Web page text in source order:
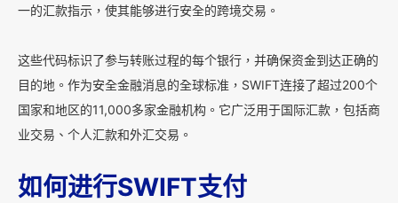
一的汇款指示，使其能够进行安全的跨境交易。
这些代码标识了参与转账过程的每个银行，并确保资金到达正确的
目的地。作为安全金融消息的全球标准，SWIFT连接了超过200个
国家和地区的11,000多家金融机构。它广泛用于国际汇款，包括商
业交易、个人汇款和外汇交易。
如何进行SWIFT支付